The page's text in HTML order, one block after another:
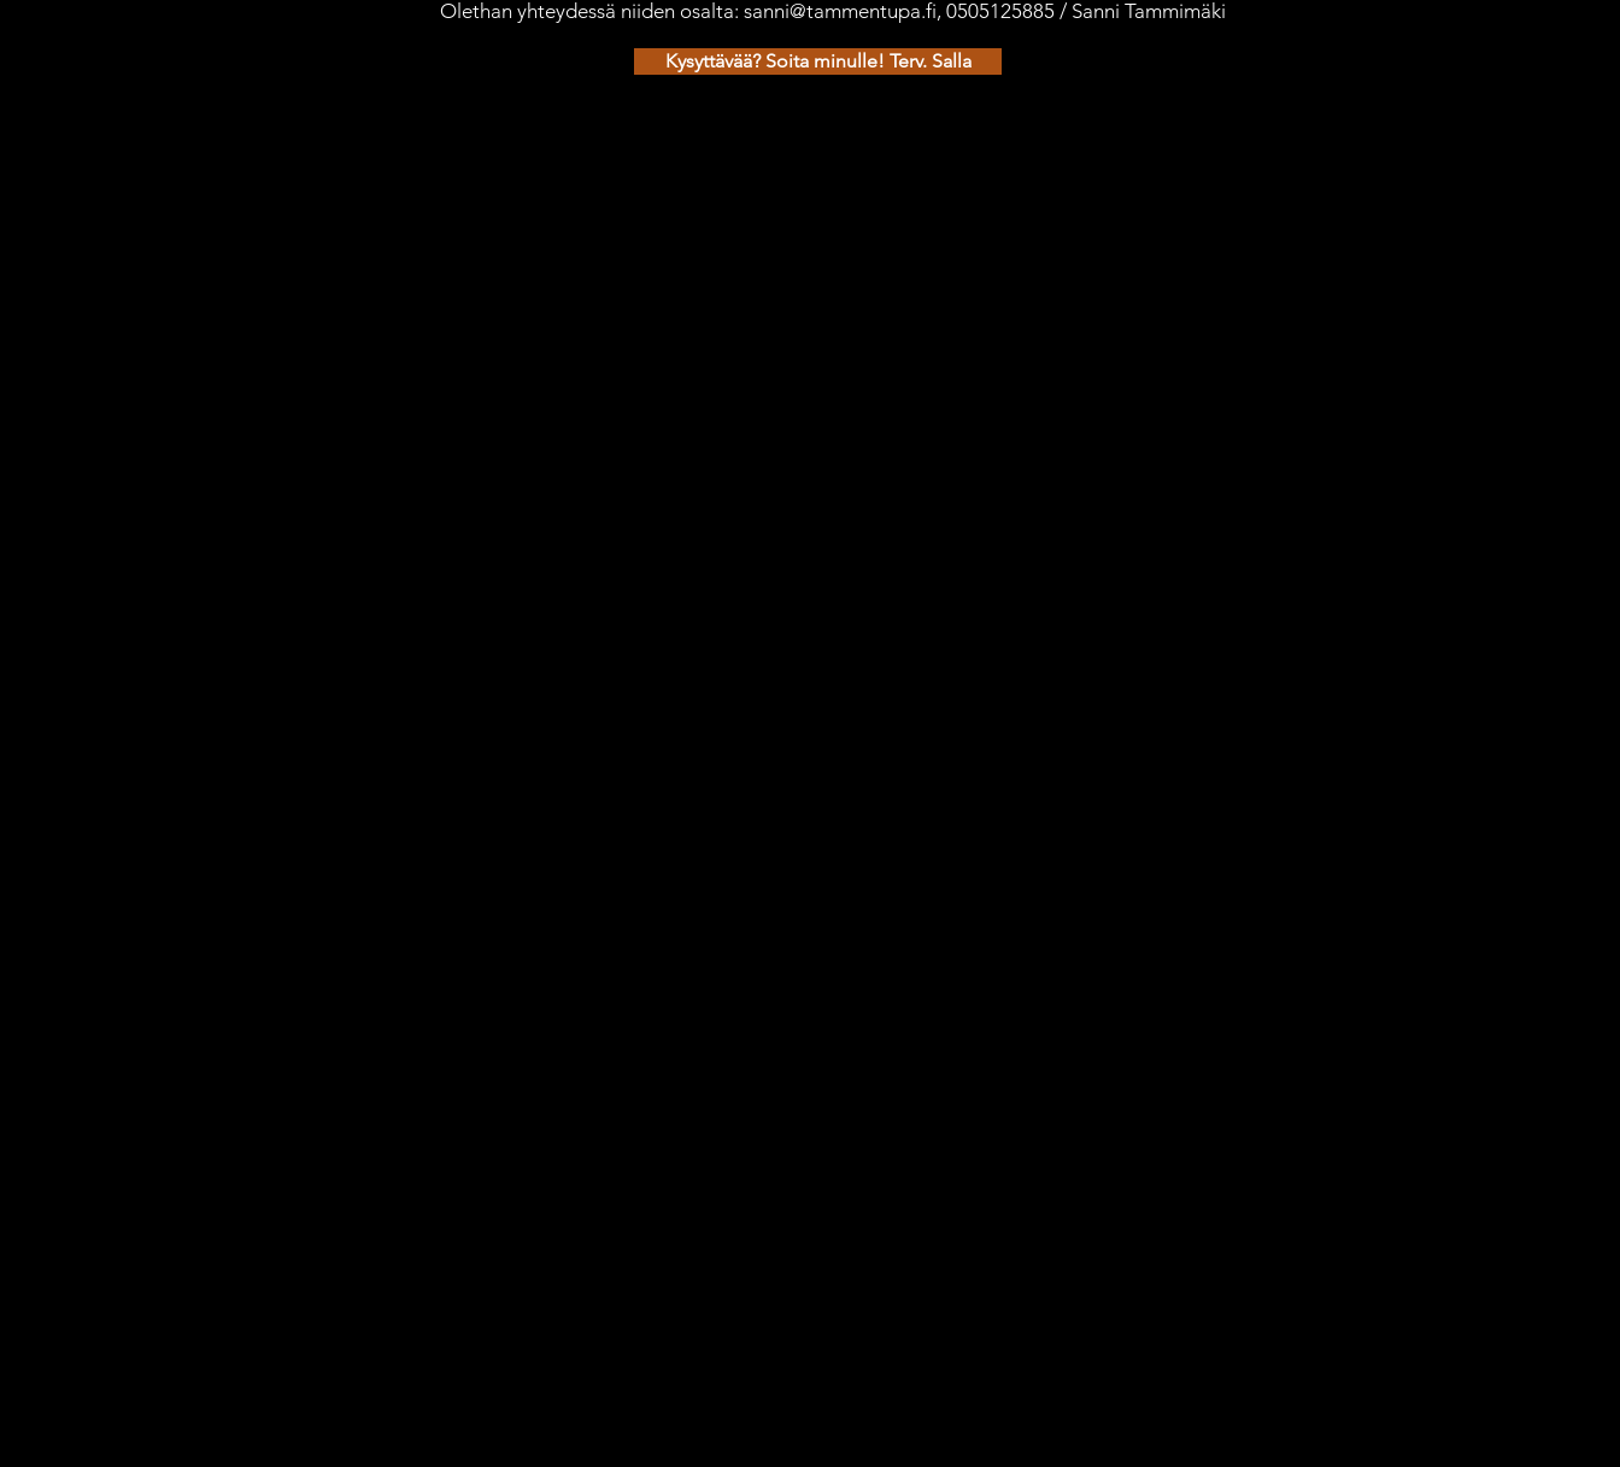
Olethan yhteydessä niiden osalta: sanni@tammentupa.fi, 0505125885 / Sanni Tammimäki
Kysyttävää? Soita minulle! Terv. Salla